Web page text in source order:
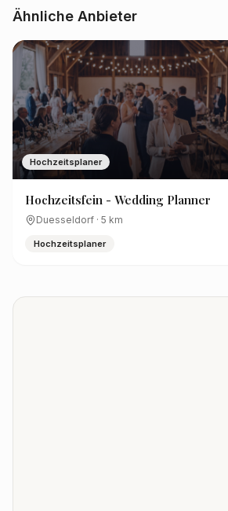
Ähnliche Anbieter
Hochzeitsplaner
Hochzeitsfein - Wedding Planner
Duesseldorf · 5 km
Hochzeitsplaner